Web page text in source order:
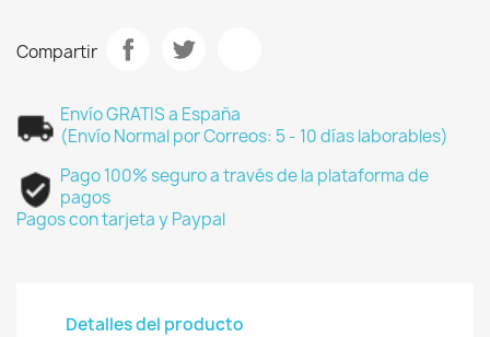
Compartir
Envío GRATIS a España
(Envío Normal por Correos: 5 - 10 días laborables)
Pago 100% seguro a través de la plataforma de
pagos
Pagos con tarjeta y Paypal
Detalles del producto